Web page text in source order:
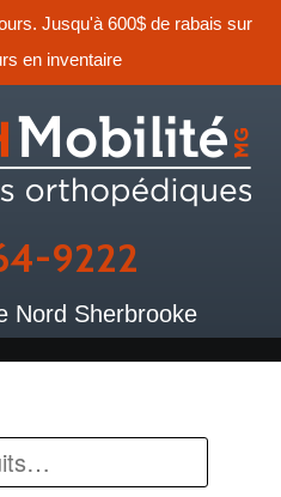
Jusqu'à 600$ de rabais sur
en inventaire
9222
Nord Sherbrooke